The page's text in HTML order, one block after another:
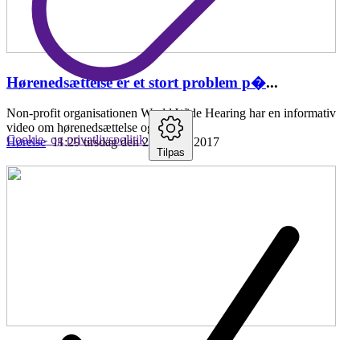
Hørenedsættelse er et stort problem p�...
Non-profit organisationen World Wide Hearing har en informativ
video om hørenedsættelse og fordele
Hørelse 11:29 tirsdag den 25. april , 2017
Cookie- og privatlivspolitik
Tilpas